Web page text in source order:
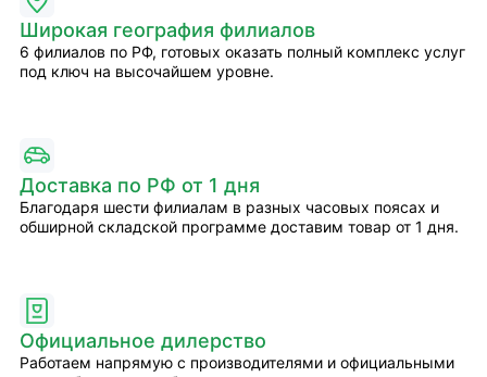
Широкая география филиалов
6 филиалов по РФ, готовых оказать полный комплекс услуг
под ключ на высочайшем уровне.
Доставка по РФ от 1 дня
Благодаря шести филиалам в разных часовых поясах и
обширной складской программе доставим товар от 1 дня.
Официальное дилерство
Работаем напрямую с производителями и официальными